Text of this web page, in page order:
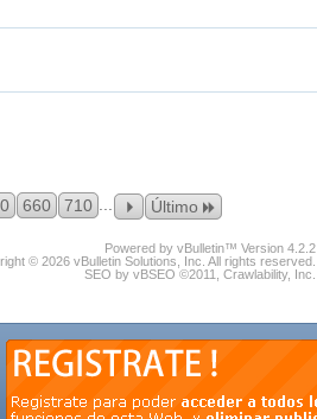
660 710 Último
Powered by vBulletin™ Version 4.2.2
© 2026 vBulletin Solutions, Inc. All rights reserved.
SEO by vBSEO ©2011, Crawlability, Inc.